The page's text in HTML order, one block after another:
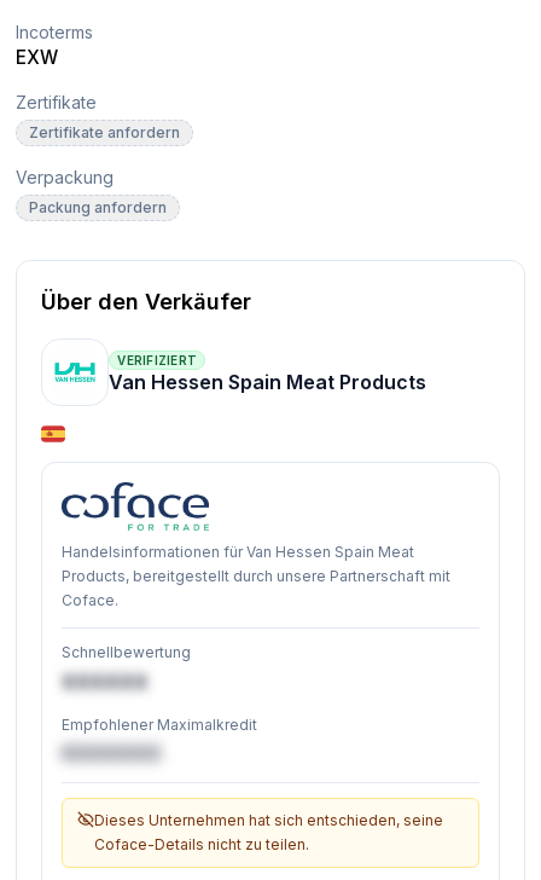
Incoterms
EXW
Zertifikate
Zertifikate anfordern
Verpackung
Packung anfordern
Über den Verkäufer
VERIFIZIERT
Van Hessen Spain Meat Products
Handelsinformationen für Van Hessen Spain Meat
Products, bereitgestellt durch unsere Partnerschaft mit
Coface.
Schnellbewertung
XXXXXX
Empfohlener Maximalkredit
€XXXXXX
Dieses Unternehmen hat sich entschieden, seine
Coface-Details nicht zu teilen.